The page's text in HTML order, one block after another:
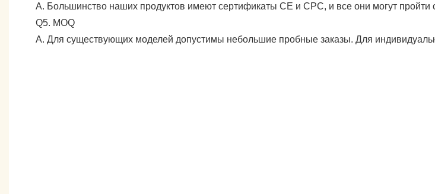
А. Большинство наших продуктов имеют сертификаты CE и CPC, и все они могут
Q5. MOQ
А. Для существующих моделей допустимы небольшие пробные заказы. Для